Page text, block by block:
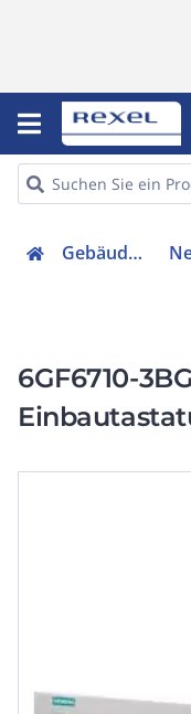
Gebäudetechnik
6GF6710-